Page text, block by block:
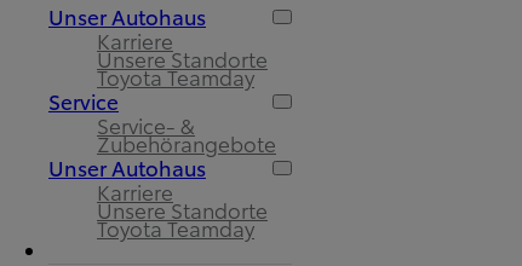
Unser Autohaus
Karriere
Unsere Standorte
Toyota Teamday
Service
Service- &
Zubehörangebote
Unser Autohaus
Karriere
Unsere Standorte
Toyota Teamday